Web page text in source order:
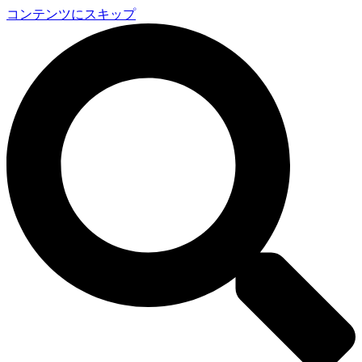
コンテンツにスキップ